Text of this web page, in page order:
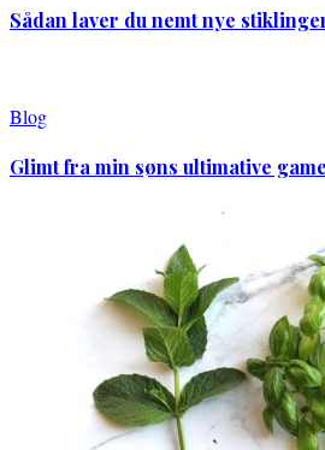
Sådan laver du nemt nye
Blog
Glimt fra min søns ultimative